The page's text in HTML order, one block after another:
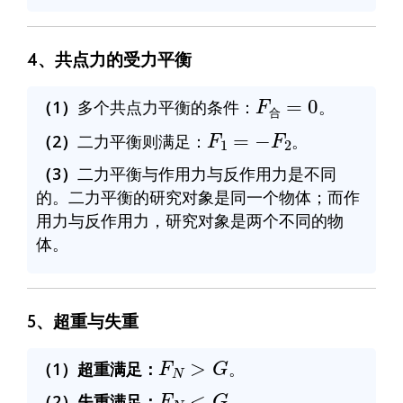
4、共点力的受力平衡
（1） 多个共点力平衡的条件：
F合
。
（2） 二力平衡则满足：
F1 2
。
（3） 二力平衡与作用力与反作用力是不同
的。二力平衡的研究对象是同一个物体；而作
用力与反作用力，研究对象是两个不同的物
体。
5、超重与失重
（1）超重满足：
FN
。
FN